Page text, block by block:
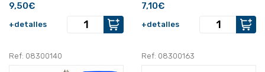
9,50€
+detalles
7,10€
+detalles
Ref: 08300140 Ref: 08300163